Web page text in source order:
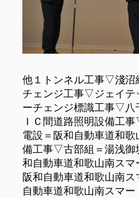
他１トンネル工事▽淺沼
チェンジ工事▽ジェイテ
ーチェンジ標識工事▽八
ＩＣ間道路照明設備工
電設＝阪和自動車道和
備工事▽古部組＝湯浅御
和自動車道和歌山南ス
阪和自動車道和歌山南
自動車道和歌山南スマ